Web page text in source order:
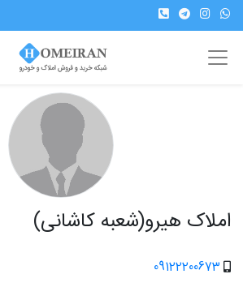
املاک هیرو(شعبه کاشانی)
09122200673